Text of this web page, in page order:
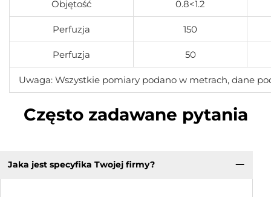
Objętość 0.8<1.2
Perfuzja 150
Perfuzja 50
Uwaga: Wszystkie pomiary podano w metrach, dane
Często zadawane pytania
Jaka jest specyfika Twojej firmy?